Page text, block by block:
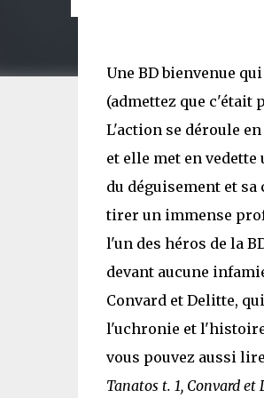
Une BD bienvenue
(admettez que c'était
L'action se déroule
et elle met en
du déguisement et
tirer un immense
l'un des héros de la
devant aucune
Convard et Delitte,
l'uchronie et l'histoire
vous pouvez aussi
Tanatos t. 1, Convard et